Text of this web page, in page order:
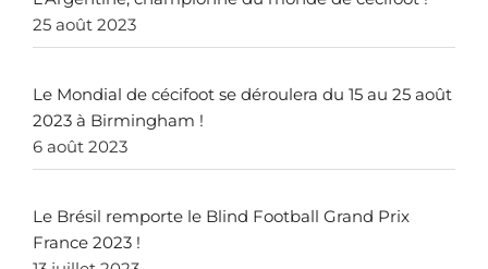
25 août 2023
Le Mondial de cécifoot se déroulera du 15 au 25 août
2023 à Birmingham !
6 août 2023
Le Brésil remporte le Blind Football Grand Prix
France 2023 !